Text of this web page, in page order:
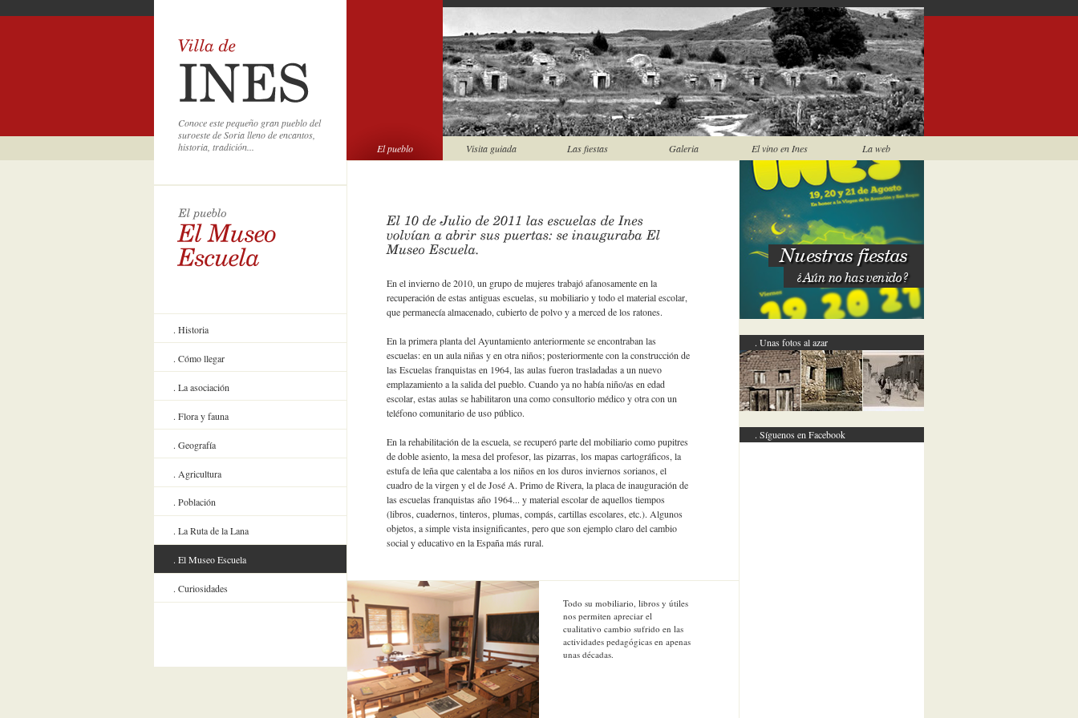
Conoce este pequeño gran pueblo del
suroeste de Soria lleno de encantos,
historia, tradición...
El pueblo Visita guiada Las fiestas Galeria El vino en Ines La web
Historia
Cómo llegar
La asociación
Flora y fauna
Geografía
Agricultura
Población
La Ruta de la Lana
El Museo Escuela
Curiosidades
En el invierno de 2010, un grupo de mujeres trabajó afanosamente en la
recuperación de estas antiguas escuelas, su mobiliario y todo el material escolar,
que permanecía almacenado, cubierto de polvo y a merced de los ratones.
En la primera planta del Ayuntamiento anteriormente se encontraban las
escuelas: en un aula niñas y en otra niños; posteriormente con la construcción de
las Escuelas franquistas en 1964, las aulas fueron trasladadas a un nuevo
emplazamiento a la salida del pueblo. Cuando ya no había niño/as en edad
escolar, estas aulas se habilitaron una como consultorio médico y otra con un
teléfono comunitario de uso público.
En la rehabilitación de la escuela, se recuperó parte del mobiliario como pupitres
de doble asiento, la mesa del profesor, las pizarras, los mapas cartográficos, la
estufa de leña que calentaba a los niños en los duros inviernos sorianos, el
cuadro de la virgen y el de José A. Primo de Rivera, la placa de inauguración de
las escuelas franquistas año 1964... y material escolar de aquellos tiempos
(libros, cuadernos, tinteros, plumas, compás, cartillas escolares, etc.). Algunos
objetos, a simple vista insignificantes, pero que son ejemplo claro del cambio
social y educativo en la España más rural.
Todo su mobiliario, libros y útiles
nos permiten apreciar el
cualitativo cambio sufrido en las
actividades pedagógicas en apenas
unas décadas.
Nuestras fiestas
¿Aún no has venido?
Unas fotos al azar
Síguenos en Facebook